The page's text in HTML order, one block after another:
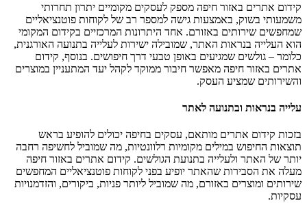
קידום אתרים באזור חיפה מספק לעסקים מקומיים יתרון תחרותי
משמעותי בשוק, באמצעות גישה למספר רב של לקוחות פוטנציאליים
שמחפשים שירותים באזורם. אחד היתרונות המרכזיים בקידום המקומי
הוא העלייה בנראות האתר, שמובילה ישירות לעלייה בתנועה האורגנית,
כלומר – גולשים שמגיעים באופן טבעי דרך חיפושים. בנוסף, קידום
אתרים באזור חיפה מאפשר חיבור ממוקד לקהל יעד המתעניין במוצרים
והשירותים שמציע העסק.
עלייה בנראות ובתנועה לאתר
בזכות קידום אתרים מותאם, עסקים בחיפה יכולים להופיע בראש
תוצאות החיפוש במילים מקומיות רלוונטיות, מה שמוביל לחשיפה רחבה
יותר של האתר ולעלייה בתנועת הגולשים. קידום אתרים באזור חיפה
מעלה את הסבירות שהאתר יופיע בפני לקוחות פוטנציאליים המחפשים
שירותים ומוצרים באזורם, מה שמוביל ליותר פניות, ביקורים, והזדמנויות
עסקיות.